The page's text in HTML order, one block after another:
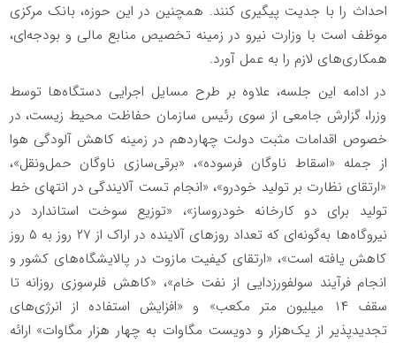
احداث را با جدیت پیگیری کنند. همچنین در این حوزه، بانک مرکزی
موظف است با وزارت نیرو در زمینه تخصیص منابع مالی و بودجه‌ای،
همکاری‌های لازم را به عمل آورد.
در ادامه این جلسه، علاوه بر طرح مسایل اجرایی دستگاه‌ها توسط
وزرا، گزارش جامعی از سوی رئیس سازمان حفاظت محیط زیست، در
خصوص اقدامات مثبت دولت چهاردهم در زمینه کاهش آلودگی هوا
از جمله «اسقاط ناوگان فرسوده»، «برقی‌سازی ناوگان حمل‌ونقل»،
«ارتقای نظارت بر تولید خودرو»، «انجام تست آلایندگی در انتهای خط
تولید برای دو کارخانه خودروساز»، «توزیع سوخت استاندارد در
نیروگاه‌ها به‌گونه‌ای که تعداد روزهای آلاینده در اراک از ۲۷ روز به ۵ روز
کاهش یافته است»، «ارتقای کیفیت مازوت در پالایشگاه‌های کشور و
انجام فرآیند سولفورزدایی از نفت خام»، «کاهش فلرسوزی روزانه تا
سقف ۱۴ میلیون متر مکعب» و «افزایش استفاده از انرژی‌های
تجدیدپذیر از یک‌هزار و دویست مگاوات به چهار هزار مگاوات» ارائه